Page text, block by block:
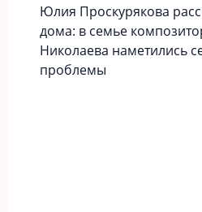
Юлия Проскурякова
дома: в семье
Николаева наметились
проблемы